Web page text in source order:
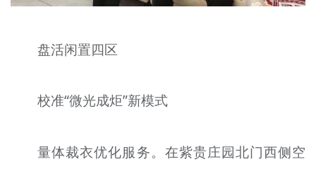
盘活闲置四区
校准“微光成炬”新模式
量体裁衣优化服务。在紫贵庄园北门西侧空